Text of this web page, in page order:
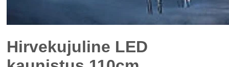
Hirvekujuline LED